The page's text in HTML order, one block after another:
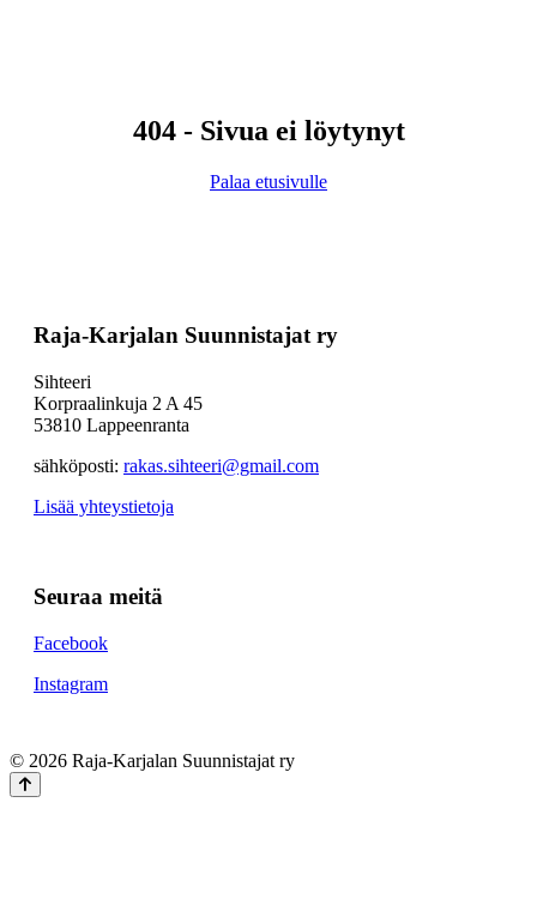
404 - Sivua ei löytynyt
Palaa etusivulle
Raja-Karjalan Suunnistajat ry
Sihteeri
Korpraalinkuja 2 A 45
53810 Lappeenranta
sähköposti: rakas.sihteeri@gmail.com
Lisää yhteystietoja
Seuraa meitä
Facebook
Instagram
© 2026 Raja-Karjalan Suunnistajat ry